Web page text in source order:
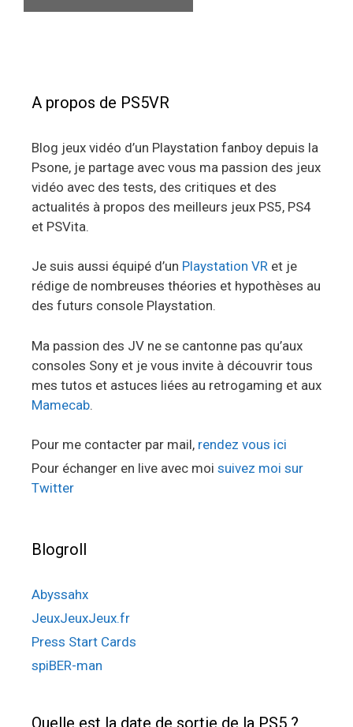
A propos de PS5VR
Blog jeux vidéo d’un Playstation fanboy depuis la
Psone, je partage avec vous ma passion des jeux
vidéo avec des tests, des critiques et des
actualités à propos des meilleurs jeux PS5, PS4
et PSVita.
Je suis aussi équipé d’un Playstation VR et je
rédige de nombreuses théories et hypothèses au
des futurs console Playstation.
Ma passion des JV ne se cantonne pas qu’aux
consoles Sony et je vous invite à découvrir tous
mes tutos et astuces liées au retrogaming et aux
Mamecab.
Pour me contacter par mail, rendez vous ici
Pour échanger en live avec moi suivez moi sur
Twitter
Blogroll
Abyssahx
JeuxJeuxJeux.fr
Press Start Cards
spiBER-man